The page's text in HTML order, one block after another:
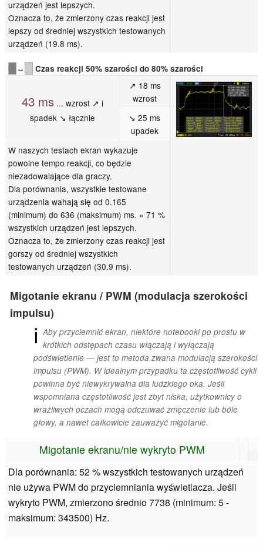
urządzeń jest lepszych.
Oznacza to, że zmierzony czas reakcji jest
lepszy od średniej wszystkich testowanych
urządzeń (19.8 ms).
↔ Czas reakcji 50% szarości do 80% szarości
43 ms... wzrost ↗ i
spadek ↘ łącznie
↗ 18 ms
wzrost
↘ 25 ms
upadek
W naszych testach ekran wykazuje
powolne tempo reakcji, co będzie
niezadowalające dla graczy.
Dla porównania, wszystkie testowane
urządzenia wahają się od 0.165
(minimum) do 636 (maksimum) ms. » 71 %
wszystkich urządzeń jest lepszych.
Oznacza to, że zmierzony czas reakcji jest
gorszy od średniej wszystkich
testowanych urządzeń (30.9 ms).
Migotanie ekranu / PWM (modulacja szerokości
impulsu)
ℹ Aby przyciemnić ekran, niektóre notebooki po prostu w
krótkich odstępach czasu włączają i wyłączają
podświetlenie — jest to metoda zwana modulacją szerokości
impulsu (PWM). W idealnym przypadku ta częstotliwość cykli
powinna być niewykrywalna dla ludzkiego oka. Jeśli
wspomniana częstotliwość jest zbyt niska, użytkownicy o
wrażliwych oczach mogą odczuwać zmęczenie lub bóle
głowy, a nawet całkowicie zauważyć migotanie.
Migotanie ekranu/nie wykryto PWM
Dla porównania: 52 % wszystkich testowanych urządzeń
nie używa PWM do przyciemniania wyświetlacza. Jeśli
wykryto PWM, zmierzono średnio 7738 (minimum: 5 -
maksimum: 343500) Hz.